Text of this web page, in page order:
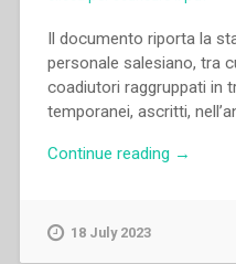
Il documento riporta la
personale salesiano, tra
coadiutori raggruppati in
temporanei, ascritti,
Continue reading “Archivio
→
18 July 2023